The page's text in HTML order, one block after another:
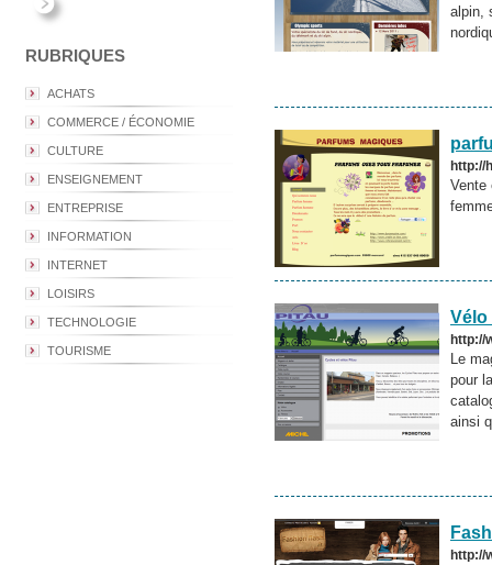
RUBRIQUES
ACHATS
COMMERCE / ÉCONOMIE
CULTURE
ENSEIGNEMENT
ENTREPRISE
INFORMATION
INTERNET
LOISIRS
TECHNOLOGIE
TOURISME
alpin,
http://
Vente
Vélo
http://
Le
pour
ainsi
http://